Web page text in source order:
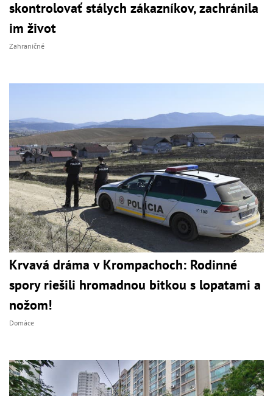
skontrolovať stálych zákazníkov, zachránila
im život
Zahraničné
Krvavá dráma v Krompachoch: Rodinné
spory riešili hromadnou bitkou s lopatami a
nožom!
Domáce